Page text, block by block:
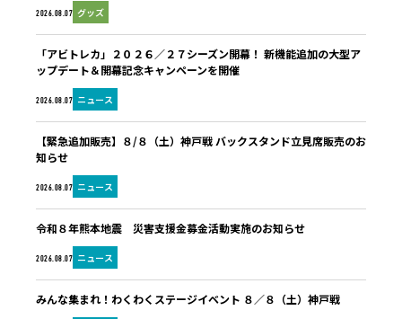
2026.08.07 グッズ
2026.08.07 ニュース
「アビトレカ」２０２６／２７シーズン開幕！ 新機能追加の大型ア
ップデート＆開幕記念キャンペーンを開催
2026.08.07 ニュース
【緊急追加販売】８/８（土）神戸戦 バックスタンド立見席販売のお
知らせ
2026.08.07 ニュース
令和８年熊本地震 災害支援金募金活動実施のお知らせ
みんな集まれ！わくわくステージイベント ８／８（土）神戸戦